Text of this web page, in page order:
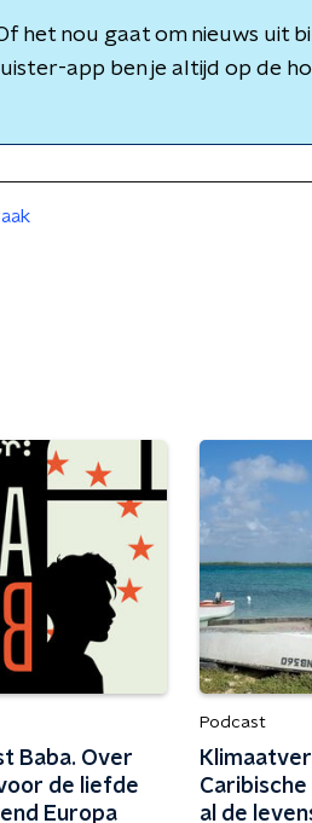
het nou gaat om nieuws uit
app ben je altijd op de
Baba. Over
de liefde
Europa
Podcast
Caribische
al de